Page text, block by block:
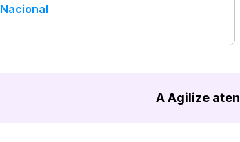
Nacional
A Agilize